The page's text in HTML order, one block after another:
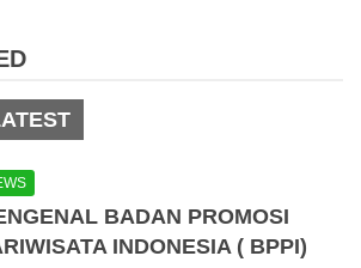
BADAN PROMOSI
INDONESIA ( BPPI)